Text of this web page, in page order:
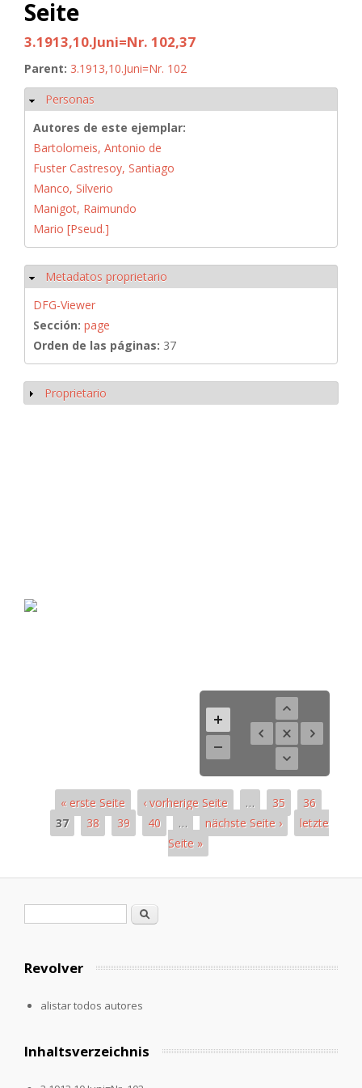
Seite
3.1913,10.Juni=Nr. 102,37
Parent: 3.1913,10.Juni=Nr. 102
Ocultar
Personas
Autores de este ejemplar:
Bartolomeis, Antonio de
Fuster Castresoy, Santiago
Manco, Silverio
Manigot, Raimundo
Mario [Pseud.]
Ocultar
Metadatos proprietario
DFG-Viewer
Sección: page
Orden de las páginas: 37
Mostrar
Proprietario
« erste Seite ‹ vorherige Seite … 35
36
37
38 39 40 … nächste Seite ›
letzte
Seite »
Formulario de búsqueda
Buscar
Revolver
alistar todos autores
Inhaltsverzeichnis